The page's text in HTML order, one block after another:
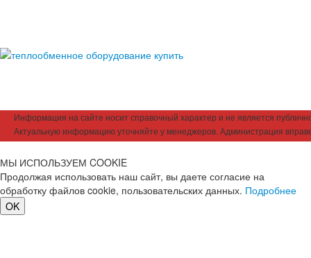
Информация на сайте носит справочный характер и не является
Актуальную информацию уточняйте у менеджеров. Администрация
МЫ ИСПОЛЬЗУЕМ COOKIE
Продолжая использовать наш сайт, вы даете согласие на
обработку файлов cookie, пользовательских данных. Подробнее
OK